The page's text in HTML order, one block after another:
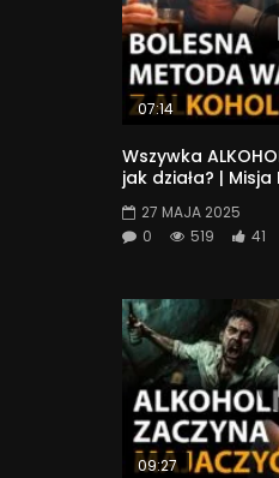
07:14
Wszywka
jak działa? |
27 MAJA 2025
0
519 41
09:27